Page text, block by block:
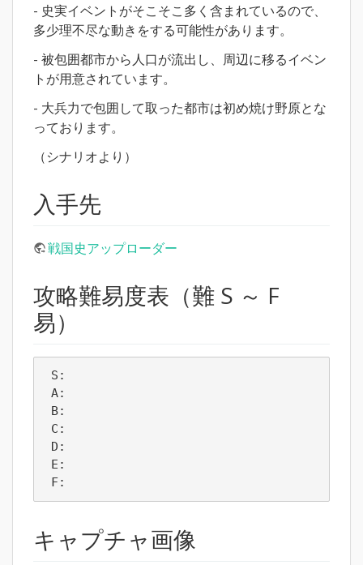
- 史実イベントがそこそこ多く含まれているので、
多少理不尽な動きをする可能性があります。
- 被包囲都市から人口が流出し、周辺に移るイベン
トが用意されています。
- 大兵力で包囲して取った都市は初め焼け野原とな
っております。
（シナリオより）
入手先
戦国史アップローダー
攻略難易度表（難 S ～ F
易）
F:
キャプチャ画像